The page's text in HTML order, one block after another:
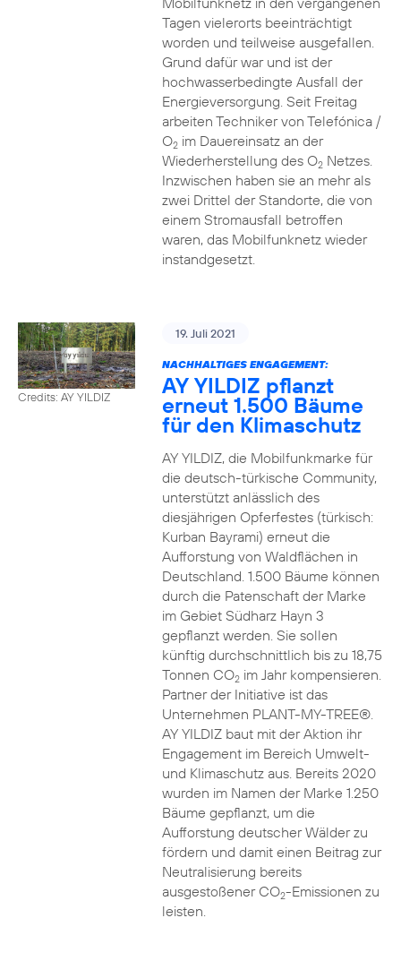
Tagen vielerorts beeinträchtigt
worden und teilweise ausgefallen.
Grund dafür war und ist der
hochwasserbedingte Ausfall der
Energieversorgung. Seit Freitag
arbeiten Techniker von Telefónica /
O2im Dauereinsatz an der
Wiederherstellung des O2Netzes.
Inzwischen haben sie an mehr als
zwei Drittel der Standorte, die von
einem Stromausfall betroffen
waren, das Mobilfunknetz wieder
instandgesetzt.
Credits: AY YILDIZ
19. Juli 2021
NACHHALTIGES ENGAGEMENT:
AY YILDIZ pflanzt
erneut 1.500 Bäume
für den Klimaschutz
AY YILDIZ, die Mobilfunkmarke für
die deutsch-türkische Community,
unterstützt anlässlich des
diesjährigen Opferfestes (türkisch:
Kurban Bayrami) erneut die
Aufforstung von Waldflächen in
Deutschland. 1.500 Bäume können
durch die Patenschaft der Marke
im Gebiet Südharz Hayn 3
gepflanzt werden. Sie sollen
künftig durchschnittlich bis zu 18,75
Tonnen CO2im Jahr kompensieren.
Partner der Initiative ist das
Unternehmen PLANT-MY-TREE®.
AY YILDIZ baut mit der Aktion ihr
Engagement im Bereich Umwelt-
und Klimaschutz aus. Bereits 2020
wurden im Namen der Marke 1.250
Bäume gepflanzt, um die
Aufforstung deutscher Wälder zu
fördern und damit einen Beitrag zur
Neutralisierung bereits
ausgestoßener CO2-Emissionen zu
leisten.